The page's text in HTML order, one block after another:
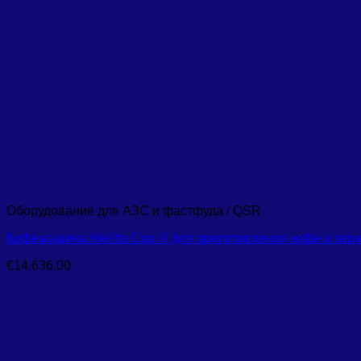
Оборудование для АЗС и фастфуда / QSR
Кофемашина Melitta Cup III для приготовления кофе в
€14,636.00